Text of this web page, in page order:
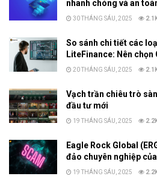
nhanh chóng và an
30 THÁNG SÁU, 2025
So sánh chi tiết các
LiteFinance: Nên chọn
20 THÁNG SÁU, 2025
Vạch trần chiêu trò
đầu tư mới
19 THÁNG SÁU, 2025
Eagle Rock Global
đảo chuyên nghiệp của
19 THÁNG SÁU, 2025